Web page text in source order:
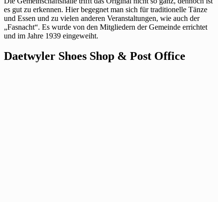
es gut zu erkennen. Hier begegnet man sich für traditionelle Tänze
und Essen und zu vielen anderen Veranstaltungen, wie auch der
„Fasnacht“. Es wurde von den Mitgliedern der Gemeinde errichtet
und im Jahre 1939 eingeweiht.
Daetwyler Shoes Shop & Post Office